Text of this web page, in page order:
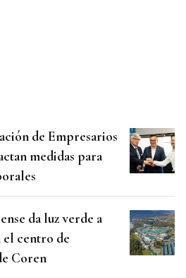
de Empresarios
medidas para
da luz verde a
el centro de
Coren